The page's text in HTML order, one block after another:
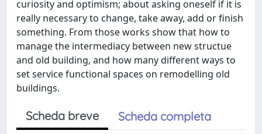
curiosity and optimism; about asking oneself if it is
really necessary to change, take away, add or finish
something. From those works show that how to
manage the intermediacy between new structue
and old building, and how many different ways to
set service functional spaces on remodelling old
buildings.
Scheda breve Scheda completa